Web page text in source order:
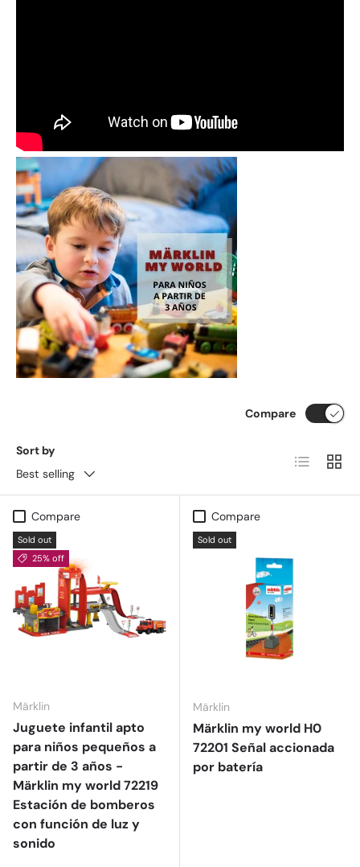
Sort by
Best selling
Compare
List Grid
Compare
Sold out
25% off
Märklin
Juguete infantil apto
para niños pequeños a
partir de 3 años -
Märklin my world 72219
Estación de bomberos
con función de luz y
sonido
Compare
Sold out
Märklin
Märklin my world H0
72201 Señal accionada
por batería